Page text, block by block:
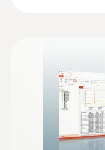
0603 3292
schroeven
Kan makkelijk
voeding,